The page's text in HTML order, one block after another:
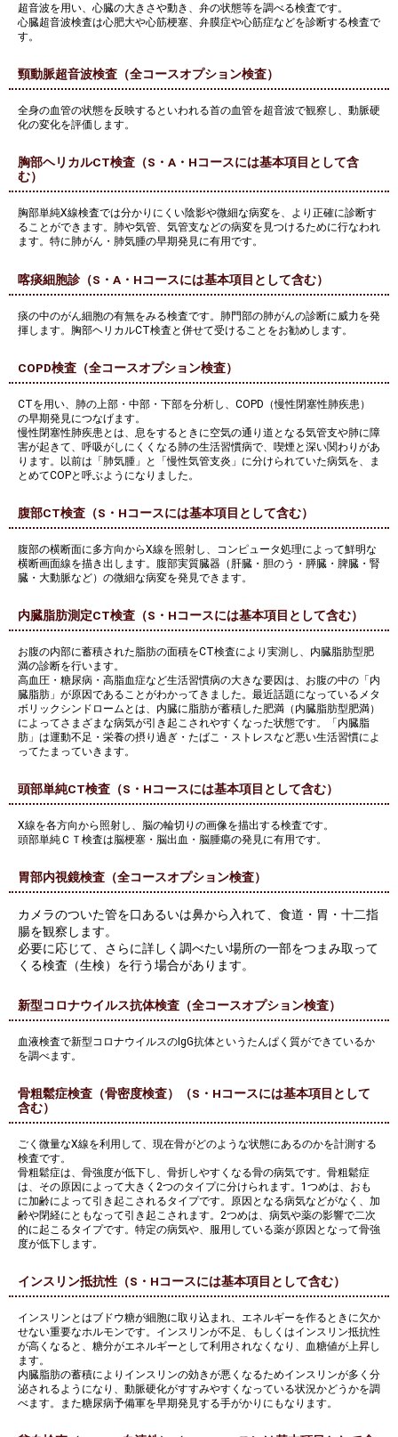
超音波を用い、心臓の大きさや動き、弁の状態等を調べる検査です。
心臓超音波検査は心肥大や心筋梗塞、弁膜症や心筋症などを診断する検査で
す。
頸動脈超音波検査（全コースオプション検査）
全身の血管の状態を反映するといわれる首の血管を超音波で観察し、動脈硬
化の変化を評価します。
胸部ヘリカルCT検査（S・A・Hコースには基本項目として含
む）
胸部単純X線検査では分かりにくい陰影や微細な病変を、より正確に診断す
ることができます。肺や気管、気管支などの病変を見つけるために行なわれ
ます。特に肺がん・肺気腫の早期発見に有用です。
喀痰細胞診（S・A・Hコースには基本項目として含む）
痰の中のがん細胞の有無をみる検査です。肺門部の肺がんの診断に威力を発
揮します。胸部ヘリカルCT検査と併せて受けることをお勧めします。
COPD検査（全コースオプション検査）
CTを用い、肺の上部・中部・下部を分析し、COPD（慢性閉塞性肺疾患）
の早期発見につなげます。
慢性閉塞性肺疾患とは、息をするときに空気の通り道となる気管支や肺に障
害が起きて、呼吸がしにくくなる肺の生活習慣病で、喫煙と深い関わりがあ
ります。以前は「肺気腫」と「慢性気管支炎」に分けられていた病気を、ま
とめてCOPと呼ぶようになりました。
腹部CT検査（S・Hコースには基本項目として含む）
腹部の横断面に多方向からX線を照射し、コンピュータ処理によって鮮明な
横断画面線を描き出します。腹部実質臓器（肝臓・胆のう・膵臓・脾臓・腎
臓・大動脈など）の微細な病変を発見できます。
内臓脂肪測定CT検査（S・Hコースには基本項目として含む）
お腹の内部に蓄積された脂肪の面積をCT検査により実測し、内臓脂肪型肥
満の診断を行います。
高血圧・糖尿病・高脂血症など生活習慣病の大きな要因は、お腹の中の「内
臓脂肪」が原因であることがわかってきました。最近話題になっているメタ
ボリックシンドロームとは、内臓に脂肪が蓄積した肥満（内臓脂肪型肥満）
によってさまざまな病気が引き起こされやすくなった状態です。「内臓脂
肪」は運動不足・栄養の摂り過ぎ・たばこ・ストレスなど悪い生活習慣によ
ってたまっていきます。
頭部単純CT検査（S・Hコースには基本項目として含む）
X線を各方向から照射し、脳の輪切りの画像を描出する検査です。
頭部単純ＣＴ検査は脳梗塞・脳出血・脳腫瘍の発見に有用です。
胃部内視鏡検査（全コースオプション検査）
カメラのついた管を口あるいは鼻から入れて、食道・胃・十二指
腸を観察します。
必要に応じて、さらに詳しく調べたい場所の一部をつまみ取って
くる検査（生検）を行う場合があります。
新型コロナウイルス抗体検査（全コースオプション検査）
血液検査で新型コロナウイルスのIgG抗体というたんぱく質ができているか
を調べます。
骨粗鬆症検査（骨密度検査）（S・Hコースには基本項目として
含む）
ごく微量なX線を利用して、現在骨がどのような状態にあるのかを計測する
検査です。
骨粗鬆症は、骨強度が低下し、骨折しやすくなる骨の病気です。骨粗鬆症
は、その原因によって大きく2つのタイプに分けられます。1つめは、おも
に加齢によって引き起こされるタイプです。原因となる病気などがなく、加
齢や閉経にともなって引き起こされます。2つめは、病気や薬の影響で二次
的に起こるタイプです。特定の病気や、服用している薬が原因となって骨強
度が低下します。
インスリン抵抗性（S・Hコースには基本項目として含む）
インスリンとはブドウ糖が細胞に取り込まれ、エネルギーを作るときに欠か
せない重要なホルモンです。インスリンが不足、もしくはインスリン抵抗性
が高くなると、糖分がエネルギーとして利用されなくなり、血糖値が上昇し
ます。
内臓脂肪の蓄積によりインスリンの効きが悪くなるためインスリンが多く分
泌されるようになり、動脈硬化がすすみやすくなっている状況かどうかを調
べます。また糖尿病予備軍を早期発見する手がかりにもなります。